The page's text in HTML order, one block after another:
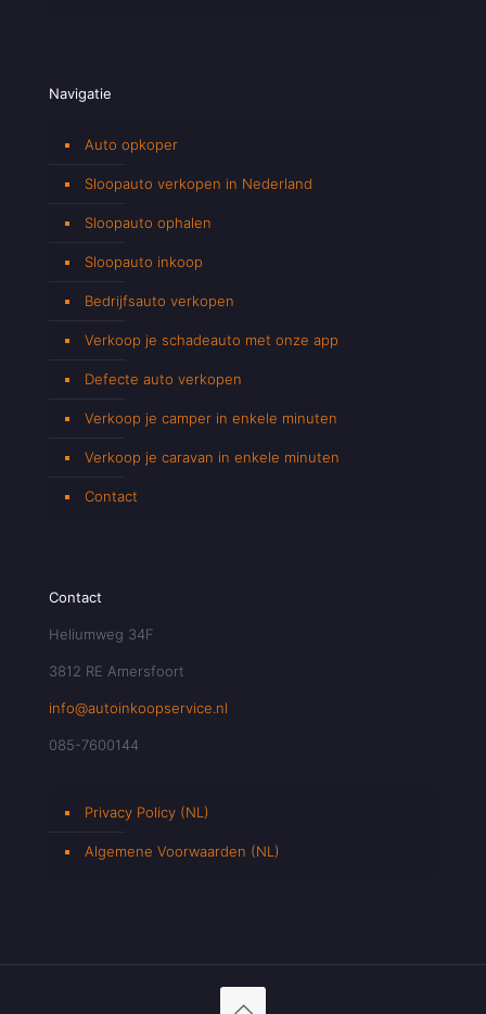
Navigatie
Auto opkoper
Sloopauto verkopen in Nederland
Sloopauto ophalen
Sloopauto inkoop
Bedrijfsauto verkopen
Verkoop je schadeauto met onze app
Defecte auto verkopen
Verkoop je camper in enkele minuten
Verkoop je caravan in enkele minuten
Contact
Contact
Heliumweg 34F
3812 RE Amersfoort
info@autoinkoopservice.nl
085-7600144
Privacy Policy (NL)
Algemene Voorwaarden (NL)